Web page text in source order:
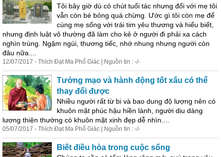
Tôi bây giờ dù có chút tuổi tác nhưng đối với mẹ tôi
vẫn còn bé bỏng quá chừng. Ước gì tôi còn mẹ để
cùng mẹ sống với trái tim yêu thương và hiểu biết,
nhưng định luật vô thường đã làm cho kẻ ở người đi phải xa cách
nghìn trùng. Ngậm ngùi, thương tiếc, nhớ nhung nhưng người còn
đâu nữa....
12/07/2017 - Thích Đạt Ma Phổ Giác | Nguồn tin : -/-
Tướng mạo và hành động tốt xấu có thể
thay đổi được
Nhiều người rất từ bi và bao dung độ lượng nên có
khuôn mặt phúc hậu hiền lành, người dịu dàng
lương thiện thường có khuôn mặt xinh đẹp dễ nhìn....
05/07/2017 - Thích Đạt Ma Phổ Giác | Nguồn tin : -/-
Biết điều hòa trong cuộc sống